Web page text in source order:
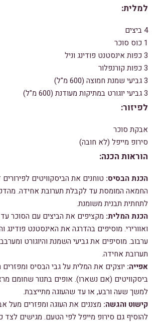
למלית:
4 ביצים
1 כוס סוכר
3 כפות אינסטנט פודינג וניל
3 כפות קורנפלור
3 גביעי שמנת חמוצה (600 מ"ל)
3 גביעי יוגורט במתיקות מעודנת (600 מ"ל)
לפיזור:
אבקת סוכר
סירופ מייפל (לא חובה)
הוראות הכנה:
הכנת הבסיס: טוחנים את הביסקוויטים
החמאה המומסת עד לקבלת תערובת אחידה.
לתחתית תבנית משומנת.
הכנת המלית: מקציפים את הביצים עם הסוכר
ואוורירי. מוסיפים בהדרגה את האינסטנט פודינג
ערבוב. מוסיפים את גביעי השמנת והיוגורט
תערובת אחידה.
אפייה: יוצקים את המלית על גבי הבסיס ומפזרים
ביסקוויטים (אם נשארו).
למשך שעה ורבע, או עד שהעוגה מתייצבת.
קישוט והגשה: מצננים את העוגה ומפזרים מעל
להוסיף גם סירופ מייפל לפי הטעם. מגישים לצד